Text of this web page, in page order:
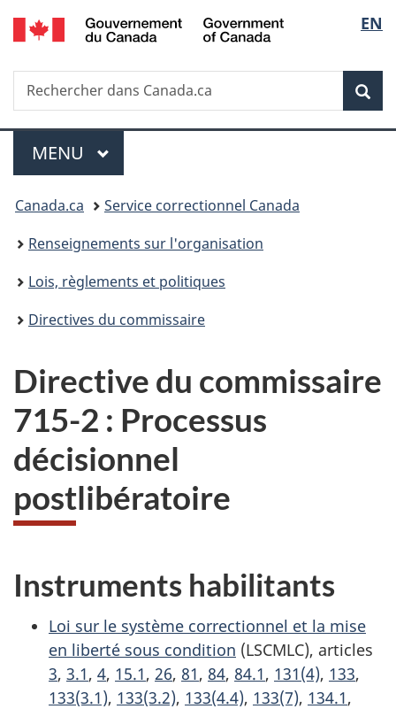
Passer
au
principal
Passer
à
Au
du
Passer
à
version
simplifiée
de
la
EN
Recherche
Rechercher
dans
Menu
MENU PRINCIPAL
Vous
êtes
ici :
Canada.ca
Service correctionnel Canada
Renseignements sur l'organisation
Lois, règlements et politiques
Directives du commissaire
Directive du commissaire
715-2 : Processus
décisionnel
postlibératoire
Instruments habilitants
Loi sur le système correctionnel et la mise
en liberté sous condition (LSCMLC), articles
3, 3.1, 4, 15.1, 26, 81, 84, 84.1, 131(4), 133,
133(3.1), 133(3.2), 133(4.4), 133(7), 134.1,